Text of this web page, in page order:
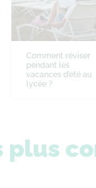
Comment réviser
pendant les
vacances d’été au
lycée ?
plus